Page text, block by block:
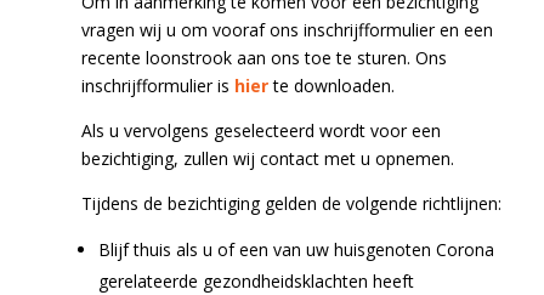
vragen wij u om vooraf ons inschrijfformulier en een
recente loonstrook aan ons toe te sturen. Ons
inschrijfformulier is hierte downloaden.
Als u vervolgens geselecteerd wordt voor een
bezichtiging, zullen wij contact met u opnemen.
Tijdens de bezichtiging gelden de volgende richtlijnen:
Blijf thuis als u of een van uw huisgenoten Corona
gerelateerde gezondheidsklachten heeft